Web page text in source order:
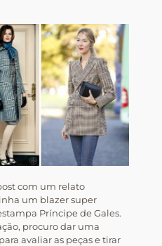
com um relato
um blazer super
Príncipe de Gales.
procuro dar uma
avaliar as peças e tirar